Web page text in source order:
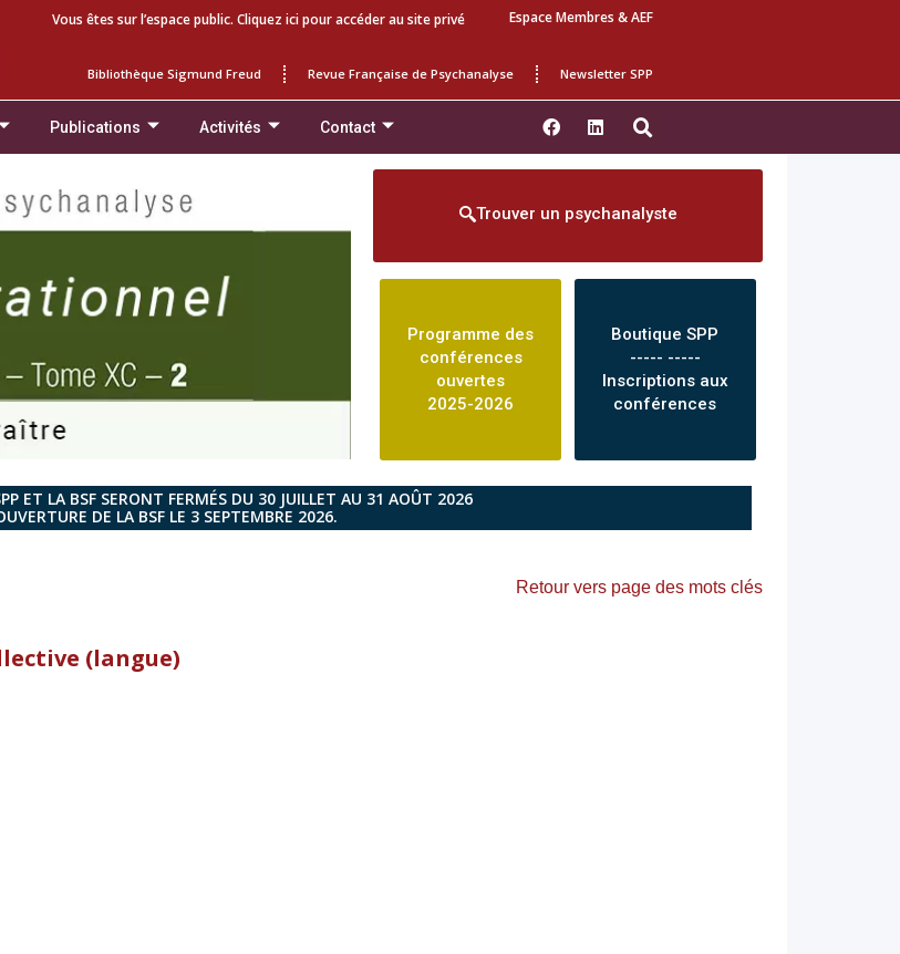
Vous êtes sur l’espace public. Cliquez ici pour accéder au site privé Espace Membres & AEF
Bibliothèque Sigmund Freud Revue Française de Psychanalyse Newsletter SPP
Publications Activités Contact
Trouver un psychanalyste
Programme des
conférences
ouvertes
2025-2026
Boutique SPP
----- -----
Inscriptions aux
conférences
ET LA BSF SERONT FERMÉS DU 30 JUILLET AU 31 AOÛT 2026
DE LA BSF LE 3 SEPTEMBRE 2026.
Retour vers page des mots clés
(langue)